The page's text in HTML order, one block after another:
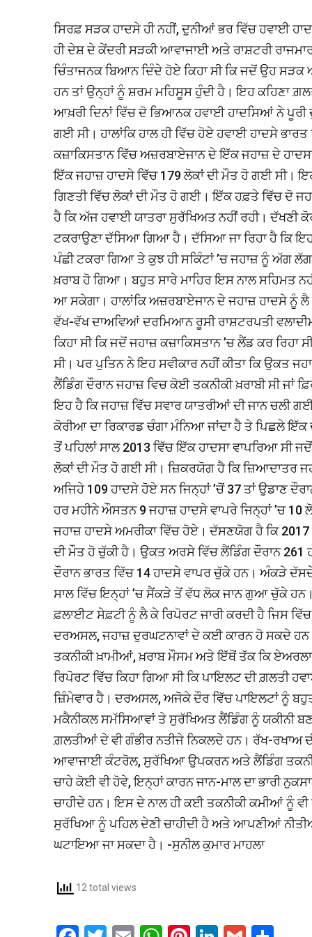
ਸਿਰਫ਼ ਸੜਕ ਹਾਦਸੇ ਹੀ ਨਹੀਂ, ਦੁਨੀਆਂ ਭਰ ਵਿੱਚ ਹਵਾਈ
ਹੀ ਦੇਸ਼ ਦੇ ਕੇਂਦਰੀ ਸੜਕੀ ਆਵਾਜਾਈ ਅਤੇ ਰਾਸ਼ਟਰੀ
ਚਿੰਤਾਜਨਕ ਬਿਆਨ ਦਿੰਦੇ ਹੋਏ ਕਿਹਾ ਸੀ ਕਿ ਜਦੋਂ ਉਹ ਸੜਕ
ਹਨ ਤਾਂ ਉਨ੍ਹਾਂ ਨੂੰ ਸ਼ਰਮ ਮਹਿਸੂਸ ਹੁੰਦੀ ਹੈ। ਇਹ ਕਹਿਣਾ
ਆਖ਼ਰੀ ਦਿਨਾਂ ਵਿੱਚ ਦੋ ਭਿਆਨਕ ਹਵਾਈ ਹਾਦਸਿਆਂ ਨੇ
ਗਈ ਸੀ। ਹਾਲਾਂਕਿ ਹਾਲ ਹੀ ਵਿੱਚ ਹੋਏ ਹਵਾਈ ਹਾਦਸੇ
ਕਜ਼ਾਕਿਸਤਾਨ ਵਿੱਚ ਅਜ਼ਰਬਾਏਜਾਨ ਦੇ ਇੱਕ ਜਹਾਜ਼ ਦੇ
ਇੱਕ ਜਹਾਜ਼ ਹਾਦਸੇ ਵਿੱਚ 179 ਲੋਕਾਂ ਦੀ ਮੌਤ ਹੋ ਗਈ ਸੀ।
ਗਿਣਤੀ ਵਿੱਚ ਲੋਕਾਂ ਦੀ ਮੌਤ ਹੋ ਗਈ। ਇੱਕ ਹਫ਼ਤੇ ਵਿੱਚ ਦੋ
ਹੈ ਕਿ ਅੱਜ ਹਵਾਈ ਯਾਤਰਾ ਸੁਰੱਖਿਅਤ ਨਹੀਂ ਰਹੀ। ਦੱਖਣੀ
ਟਕਰਾਉਣਾ ਦੱਸਿਆ ਗਿਆ ਹੈ। ਦੱਸਿਆ ਜਾ ਰਿਹਾ ਹੈ ਕਿ
ਪੰਛੀ ਟਕਰਾ ਗਿਆ ਤੇ ਕੁਝ ਹੀ ਸਕਿੰਟਾਂ ’ਚ ਜਹਾਜ਼ ਨੂੰ ਅੱਗ
ਖ਼ਰਾਬ ਹੋ ਗਿਆ। ਬਹੁਤ ਸਾਰੇ ਮਾਹਿਰ ਇਸ ਨਾਲ ਸਹਿਮਤ
ਆ ਸਕੇਗਾ। ਹਾਲਾਂਕਿ ਅਜ਼ਰਬਾਏਜਾਨ ਦੇ ਜਹਾਜ਼ ਹਾਦਸੇ ਨੂੰ
ਵੱਖ-ਵੱਖ ਦਾਅਵਿਆਂ ਦਰਮਿਆਨ ਰੂਸੀ ਰਾਸ਼ਟਰਪਤੀ
ਕਿਹਾ ਸੀ ਕਿ ਜਦੋਂ ਜਹਾਜ਼ ਕਜ਼ਾਕਿਸਤਾਨ ’ਚ ਲੈਂਡ ਕਰ
ਸੀ। ਪਰ ਪੁਤਿਨ ਨੇ ਇਹ ਸਵੀਕਾਰ ਨਹੀਂ ਕੀਤਾ ਕਿ ਉਕਤ
ਲੈਂਡਿੰਗ ਦੌਰਾਨ ਜਹਾਜ਼ ਵਿਚ ਕੋਈ ਤਕਨੀਕੀ ਖ਼ਰਾਬੀ ਸੀ ਜਾਂ
ਇਹ ਹੈ ਕਿ ਜਹਾਜ਼ ਵਿੱਚ ਸਵਾਰ ਯਾਤਰੀਆਂ ਦੀ ਜਾਨ ਚਲੀ
ਕੋਰੀਆ ਦਾ ਰਿਕਾਰਡ ਚੰਗਾ ਮੰਨਿਆ ਜਾਂਦਾ ਹੈ ਤੇ ਪਿਛਲੇ
ਤੋਂ ਪਹਿਲਾਂ ਸਾਲ 2013 ਵਿੱਚ ਇੱਕ ਹਾਦਸਾ ਵਾਪਰਿਆ ਸੀ
ਲੋਕਾਂ ਦੀ ਮੌਤ ਹੋ ਗਈ ਸੀ। ਜ਼ਿਕਰਯੋਗ ਹੈ ਕਿ ਜ਼ਿਆਦਾਤਰ
ਅਜਿਹੇ 109 ਹਾਦਸੇ ਹੋਏ ਸਨ ਜਿਨ੍ਹਾਂ ’ਚੋਂ 37 ਤਾਂ ਉਡਾਣ
ਹਰ ਮਹੀਨੇ ਔਸਤਨ 9 ਜਹਾਜ਼ ਹਾਦਸੇ ਵਾਪਰੇ ਜਿਨ੍ਹਾਂ ’ਚ
ਜਹਾਜ਼ ਹਾਦਸੇ ਅਮਰੀਕਾ ਵਿੱਚ ਹੋਏ। ਦੱਸਣਯੋਗ ਹੈ ਕਿ
ਦੀ ਮੌਤ ਹੋ ਚੁੱਕੀ ਹੈ। ਉਕਤ ਅਰਸੇ ਵਿੱਚ ਲੈਂਡਿੰਗ ਦੌਰਾਨ
ਦੌਰਾਨ ਭਾਰਤ ਵਿੱਚ 14 ਹਾਦਸੇ ਵਾਪਰ ਚੁੱਕੇ ਹਨ। ਅੰਕੜੇ
ਸਾਲ ਵਿੱਚ ਇਨ੍ਹਾਂ ’ਚ ਸੈਂਕੜੇ ਤੋਂ ਵੱਧ ਲੋਕ ਜਾਨ ਗੁਆ ਚੁੱਕੇ
ਫ਼ਲਾਈਟ ਸੇਫ਼ਟੀ ਨੂੰ ਲੈ ਕੇ ਰਿਪੋਰਟ ਜਾਰੀ ਕਰਦੀ ਹੈ ਜਿਸ
ਦਰਅਸਲ, ਜਹਾਜ਼ ਦੁਰਘਟਨਾਵਾਂ ਦੇ ਕਈ ਕਾਰਨ ਹੋ ਸਕਦੇ
ਤਕਨੀਕੀ ਖ਼ਾਮੀਆਂ, ਖ਼ਰਾਬ ਮੌਸਮ ਅਤੇ ਇੱਥੋਂ ਤੱਕ ਕਿ
ਰਿਪੋਰਟ ਵਿੱਚ ਕਿਹਾ ਗਿਆ ਸੀ ਕਿ ਪਾਇਲਟ ਦੀ ਗ਼ਲਤੀ
ਜ਼ਿੰਮੇਵਾਰ ਹੈ। ਦਰਅਸਲ, ਅਜੋਕੇ ਦੌਰ ਵਿੱਚ ਪਾਇਲਟਾਂ ਨੂੰ
ਮਕੈਨੀਕਲ ਸਮੱਸਿਆਵਾਂ ਤੇ ਸੁਰੱਖਿਅਤ ਲੈਂਡਿੰਗ ਨੂੰ ਯਕੀਨੀ
ਗ਼ਲਤੀਆਂ ਦੇ ਵੀ ਗੰਭੀਰ ਨਤੀਜੇ ਨਿਕਲਦੇ ਹਨ। ਰੱਖ-ਰਖਾਅ
ਆਵਾਜਾਈ ਕੰਟਰੋਲ, ਸੁਰੱਖਿਆ ਉਪਕਰਨ ਅਤੇ ਲੈਂਡਿੰਗ
ਚਾਹੇ ਕੋਈ ਵੀ ਹੋਵੇ, ਇਨ੍ਹਾਂ ਕਾਰਨ ਜਾਨ-ਮਾਲ ਦਾ ਭਾਰੀ
ਚਾਹੀਦੇ ਹਨ। ਇਸ ਦੇ ਨਾਲ ਹੀ ਕਈ ਤਕਨੀਕੀ ਕਮੀਆਂ ਨੂੰ
ਸੁਰੱਖਿਆ ਨੂੰ ਪਹਿਲ ਦੇਣੀ ਚਾਹੀਦੀ ਹੈ ਅਤੇ ਆਪਣੀਆਂ
ਘਟਾਇਆ ਜਾ ਸਕਦਾ ਹੈ। -ਸੁਨੀਲ ਕੁਮਾਰ ਮਾਹਲਾ
12 total views